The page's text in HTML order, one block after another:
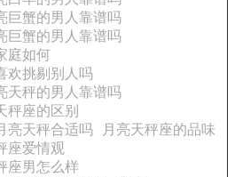
巨蟹的男人靠谱吗
巨蟹的男人靠谱吗
庭如何
欢挑剔别人吗
天秤的男人靠谱吗
秤座的区别
亮天秤合适吗
月亮天秤座的品味
座爱情观
座男怎么样